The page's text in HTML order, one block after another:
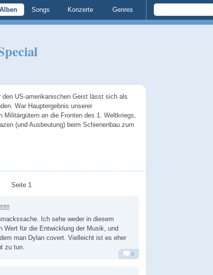
Alben Songs Konzerte Genres
den US-amerikanischen Geist lässt sich als
War Hauptergebnis unserer
Militärgütern an die Fronten des 1. Weltkriegs,
(und Ausbeutung) beim Schienenbau zum
Seite 1
Ich sehe weder in diesem
Wert für die Entwicklung der Musik, und
man Dylan covert. Vielleicht ist es eher
zu tun.
0